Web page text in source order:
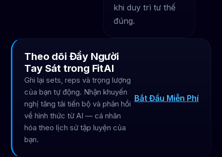
khi duy trì tư thế
đúng.
Theo dõi Đẩy Người
Tay Sát trong FitAI
Ghi lại sets, reps và trọng lượng
của bạn tự động. Nhận khuyến
nghị tăng tải tiến bộ và phản hồi
về hình thức từ AI — cá nhân
hóa theo lịch sử tập luyện của
bạn.
Bắt Đầu Miễn Phí